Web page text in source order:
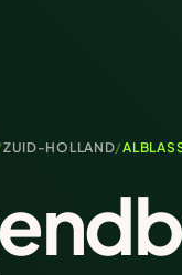
ZUID-HOLLAND/